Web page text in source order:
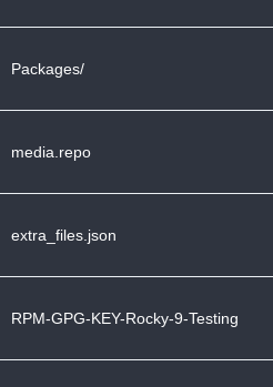
Packages/
media.repo
extra_files.json
RPM-GPG-KEY-Rocky-9-Testing